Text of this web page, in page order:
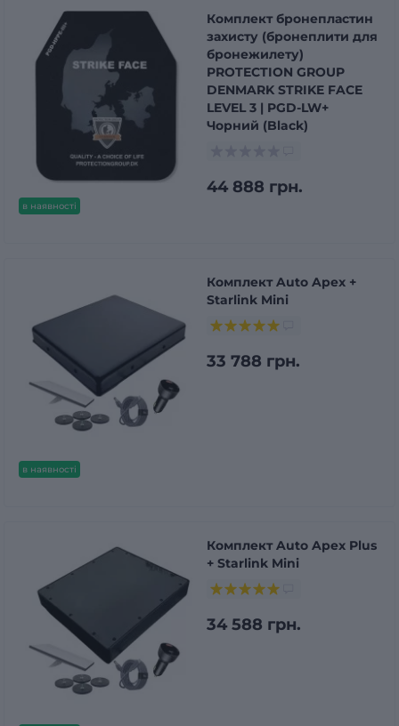
в наявності
Комплект бронепластин
захисту (бронеплити для
бронежилету)
PROTECTION GROUP
DENMARK STRIKE FACE
LEVEL 3 | PGD-LW+
Чорний (Black)
44 888 грн.
в наявності
Комплект Auto Apex +
Starlink Mini
33 788 грн.
Комплект Auto Apex Plus
+ Starlink Mini
34 588 грн.